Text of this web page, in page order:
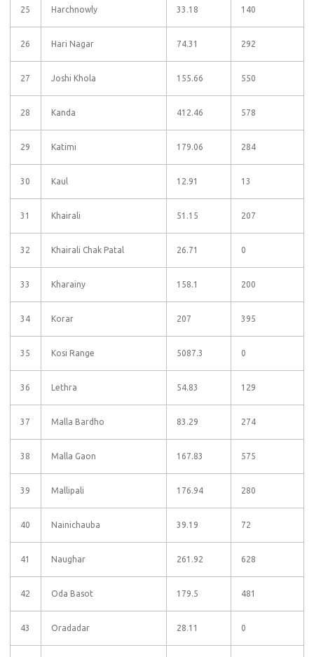
25 Harchnowly 33.18 140
26 Hari Nagar 74.31 292
27 Joshi Khola 155.66 550
28 Kanda 412.46 578
29 Katimi 179.06 284
30 Kaul 12.91 13
31 Khairali 51.15 207
32 Khairali Chak Patal 26.71 0
33 Kharainy 158.1 200
34 Korar 207 395
35 Kosi Range 5087.3 0
36 Lethra 54.83 129
37 Malla Bardho 83.29 274
38 Malla Gaon 167.83 575
39 Mallipali 176.94 280
40 Nainichauba 39.19 72
41 Naughar 261.92 628
42 Oda Basot 179.5 481
43 Oradadar 28.11 0